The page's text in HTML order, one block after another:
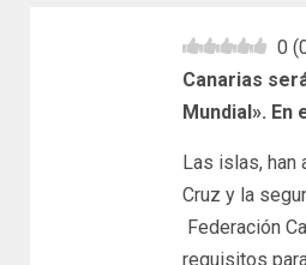
0 (
Canarias
Mundial».
Las islas, han
Cruz y la
Federación
requisitos